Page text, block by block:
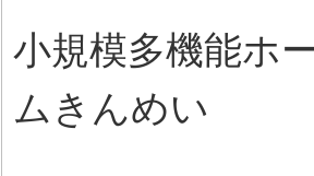
小規模多機能ホ
ムきんめい